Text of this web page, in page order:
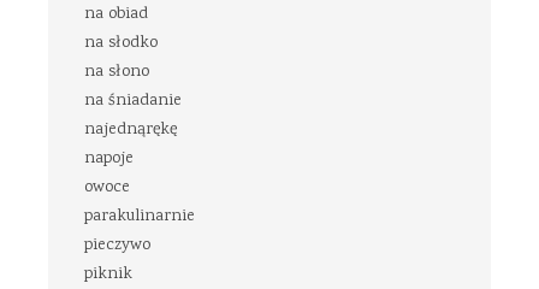
na obiad
na słodko
na słono
na śniadanie
najednąrękę
napoje
owoce
parakulinarnie
pieczywo
piknik